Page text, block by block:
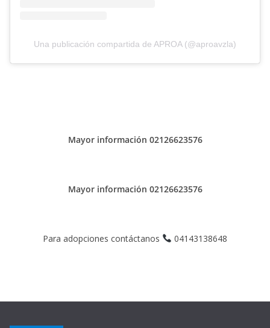
Una publicación compartida de APROA (@aproavzla)
Mayor información 02126623576
Mayor información 02126623576
Para adopciones contáctanos 04143138648